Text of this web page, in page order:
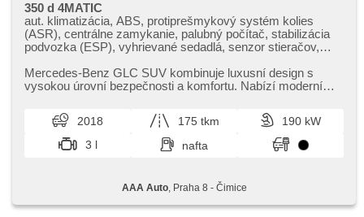
350 d 4MATIC
aut. klimatizácia, ABS, protiprešmykový systém kolies
(ASR), centrálne zamykanie, palubný počítač, stabilizácia
podvozka (ESP), vyhrievané sedadlá, senzor stieračov,
pneumatikách, USB, posilňovač riadenia, el. okná, strešný
nosič, autorádio, aut. prevodovka, pohon 4 x 4
Mercedes​-Benz GLC SUV kombinuje luxusní design s
vysokou úrovní bezpečnosti a komfortu. Nabízí moderní
2018 175 tkm
190 kW
3 l
nafta
AAA Auto, Praha 8 - Čimice